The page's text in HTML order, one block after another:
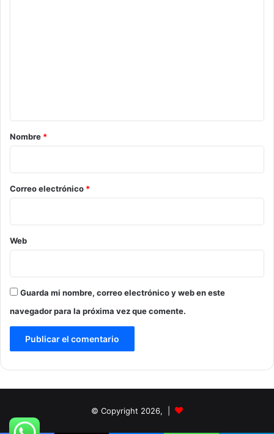
r
o
*
Nombre *
Correo electrónico *
Web
Guarda mi nombre, correo electrónico y web en este
navegador para la próxima vez que comente.
© Copyright 2026, |